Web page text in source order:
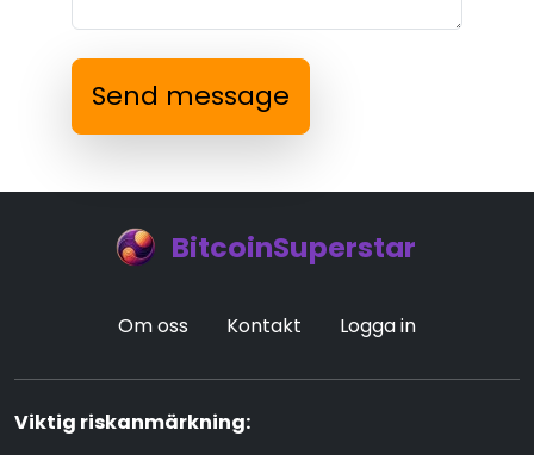
Send message
BitcoinSuperstar
Om oss Kontakt Logga in
Viktig riskanmärkning: